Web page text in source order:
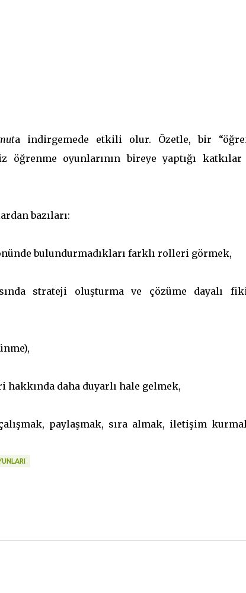
a indirgemede etkili olur. Özetle, bir
öğrenme oyunlarının bireye yaptığı
bazıları:
bulundurmadıkları farklı rolleri görmek,
strateji oluşturma ve çözüme dayalı
daha duyarlı hale gelmek,
paylaşmak, sıra almak, iletişim